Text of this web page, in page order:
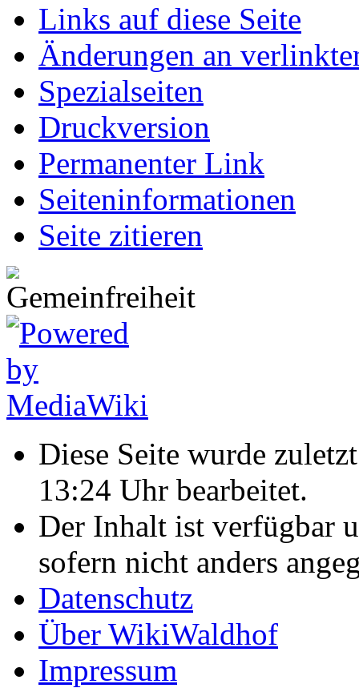
Links auf diese Seite
Änderungen an
Spezialseiten
Druckversion
Permanenter Link
Seiten­informationen
Seite zitieren
Diese Seite wurde
13:24 Uhr bearbeitet.
Der Inhalt ist verfügbar
sofern nicht anders
Datenschutz
Über WikiWaldhof
Impressum